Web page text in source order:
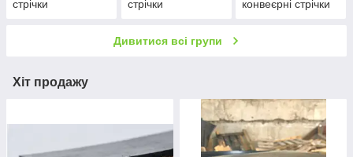
стрічки
стрічки
конвеєрні стрічки
Дивитися всі групи
Хіт продажу